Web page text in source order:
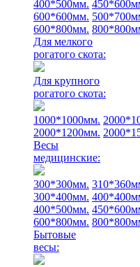
400*500мм.
600*600мм.
600*800мм.
Для мелкого
рогатого скота:
Для крупного
рогатого скота:
1000*1000мм.
2000*1200мм.
Весы
медицинские:
300*300мм.
300*400мм.
400*500мм.
600*800мм.
Бытовые
весы: